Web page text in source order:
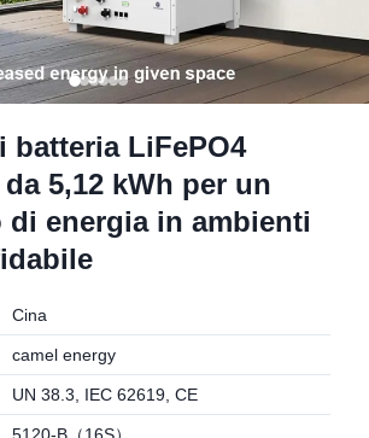
batteria LiFePO4
5,12 kWh per un
di energia in ambienti
Cina
camel energy
UN 38.3, IEC 62619, CE